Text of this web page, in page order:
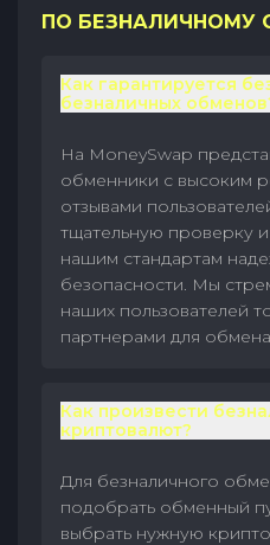
ПО БЕЗНАЛИЧНОМУ
Как гарантируется
безналичных
На MoneySwap
обменники с высоким
отзывами
тщательную проверку
нашим стандартам
безопасности. Мы
наших пользователей
партнерами для
Как произвести
криптовалют?
Для безналичного
подобрать обменный
выбрать нужную